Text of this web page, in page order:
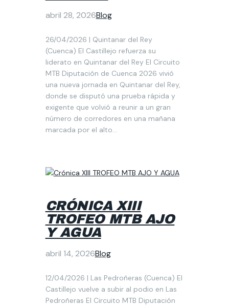
abril 28, 2026Blog
26/04/2026 | Quintanar del Rey
(Cuenca) El Castillejo refuerza su
liderato en Quintanar del Rey El Circuito
MTB Diputación de Cuenca 2026 vivió
una nueva jornada en Quintanar del Rey,
donde se disputó una prueba rápida y
exigente que volvió a reunir a un gran
número de corredores en una mañana
marcada por el alto…
CRÓNICA XIII
TROFEO MTB AJO
Y AGUA
abril 14, 2026Blog
12/04/2026 | Las Pedroñeras (Cuenca) El
Castillejo vuelve a subir al podio en Las
Pedroñeras El Circuito MTB Diputación